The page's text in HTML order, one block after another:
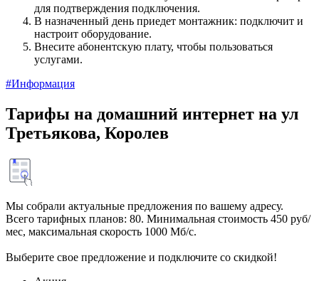
для подтверждения подключения.
В назначенный день приедет монтажник: подключит и
настроит оборудование.
Внесите абонентскую плату, чтобы пользоваться
услугами.
#Информация
Тарифы на домашний интернет на ул
Третьякова, Королев
Мы собрали актуальные предложения по вашему адресу.
Всего тарифных планов: 80. Минимальная стоимость 450 руб/
мес, максимальная скорость 1000 Мб/с.
Выберите свое предложение и подключите со скидкой!